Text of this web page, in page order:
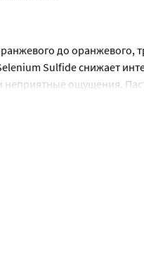
до оранжевого,
Sulfide снижает
ощущения.